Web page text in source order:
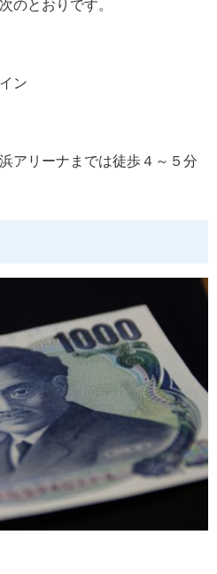
のとおりです。
ン
アリーナまでは徒歩４～５分